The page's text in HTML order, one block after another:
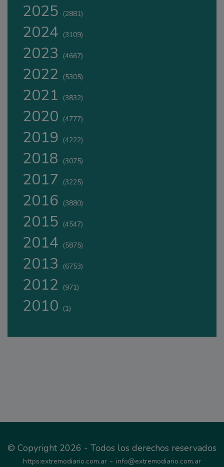
2025 (2881)
2024 (3109)
2023 (4667)
2022 (5305)
2021 (3832)
2020 (4777)
2019 (4222)
2018 (3075)
2017 (3225)
2016 (3880)
2015 (4547)
2014 (5875)
2013 (6753)
2012 (971)
2010 (1)
© Copyright 2026 - Todos los derechos reservados
https:extremodiario.com.ar - info@extremodiario.com.ar